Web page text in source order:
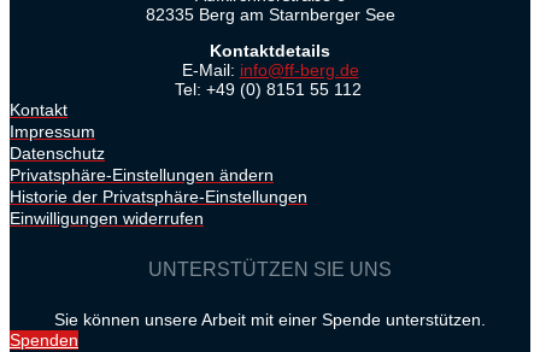
82335 Berg am Starnberger See
Kontaktdetails
E-Mail: info@ff-berg.de
Tel: +49 (0) 8151 55 112
Kontakt
Impressum
Datenschutz
Privatsphäre-Einstellungen ändern
Historie der Privatsphäre-Einstellungen
Einwilligungen widerrufen
UNTERSTÜTZEN SIE UNS
Sie können unsere Arbeit mit einer Spende unterstützen.
Spenden